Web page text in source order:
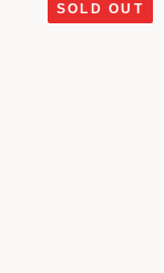
SOLD OUT